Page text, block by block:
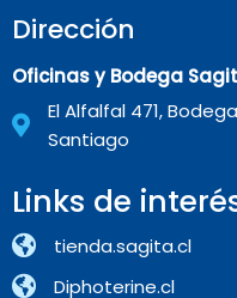
Dirección
Oficinas y Bodega
El Alfalfal 471,
Santiago
Links de
tienda.sagita.cl
Diphoterine.cl